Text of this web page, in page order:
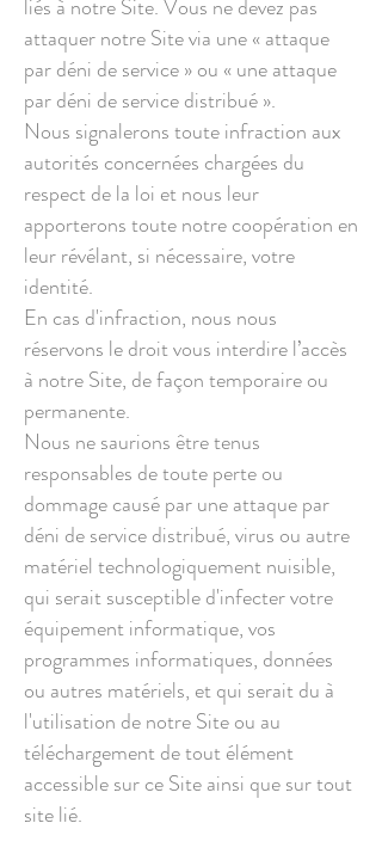
liés à notre Site. Vous ne devez pas
attaquer notre Site via une « attaque
par déni de service » ou « une attaque
par déni de service distribué ».
Nous signalerons toute infraction aux
autorités concernées chargées du
respect de la loi et nous leur
apporterons toute notre coopération en
leur révélant, si nécessaire, votre
identité.
En cas d'infraction, nous nous
réservons le droit vous interdire l’accès
à notre Site, de façon temporaire ou
permanente.
Nous ne saurions être tenus
responsables de toute perte ou
dommage causé par une attaque par
déni de service distribué, virus ou autre
matériel technologiquement nuisible,
qui serait susceptible d'infecter votre
équipement informatique, vos
programmes informatiques, données
ou autres matériels, et qui serait du à
l'utilisation de notre Site ou au
téléchargement de tout élément
accessible sur ce Site ainsi que sur tout
site lié.